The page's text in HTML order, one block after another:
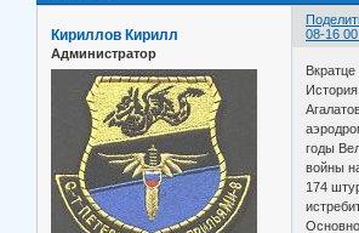
08-16
Кириллов Кирилл
Администратор
Вкратце
История
годы
войны
174